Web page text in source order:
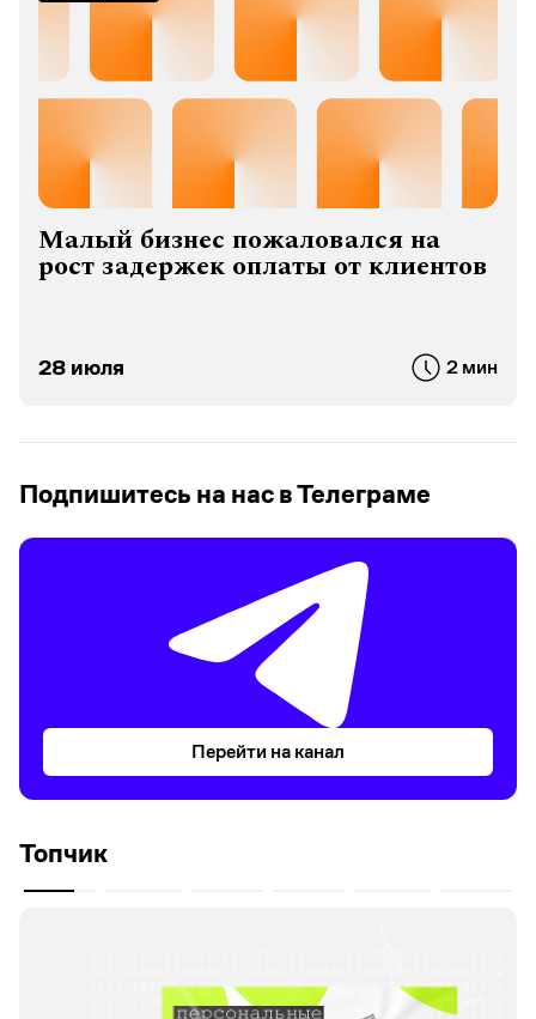
Малый бизнес пожаловался на
рост задержек оплаты от клиентов
28 июля 2 мин
Подпишитесь на нас в Телеграме
Перейти на канал
Топчик